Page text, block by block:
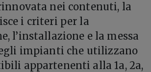
nei contenuti, la
i criteri per la
l’installazione e la messa
impianti che utilizzano
appartenenti alla 1a, 2a,